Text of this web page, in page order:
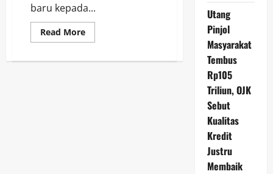
baru kepada...
Read MoreRead
more
Ancam
Utang
Pinjol
Masyarakat
Tembus
Rp105
Triliun, OJK
Sebut
Kualitas
Kredit
Justru
Membaik